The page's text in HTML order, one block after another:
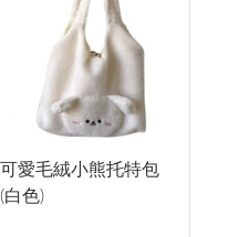
可愛毛絨小熊托特包
(白色)